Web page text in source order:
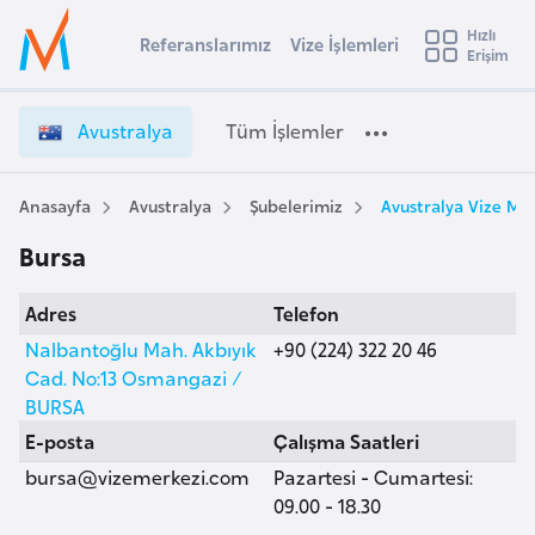
Ülke Seçimi
Başvuru yapmak istediğiniz ülkeyi seçin
Üye
Girişi
v
s
t
V
i
İ
ş
e
t
Referanslarımız Vize İşlemleri
Hızlı
Erişim
Avustralya Tüm İşlemler
Anasayfa Avustralya Şubelerimiz Avustralya Vize
Bursa
Adres
Nalbantoğlu Mah. Akbıyık
Cad. No:13 Osmangazi /
BURSA
Telefon
+90 (224) 322 20 46
E-posta
bursa@vizemerkezi.com
Çalışma Saatleri
Pazartesi - Cumartesi:
09.00 - 18.30
s
t
r
a
v
u
s
t
u
r